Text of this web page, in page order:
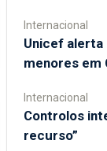
Internacional
Unicef alerta
menores em
Internacional
Controlos
recurso”